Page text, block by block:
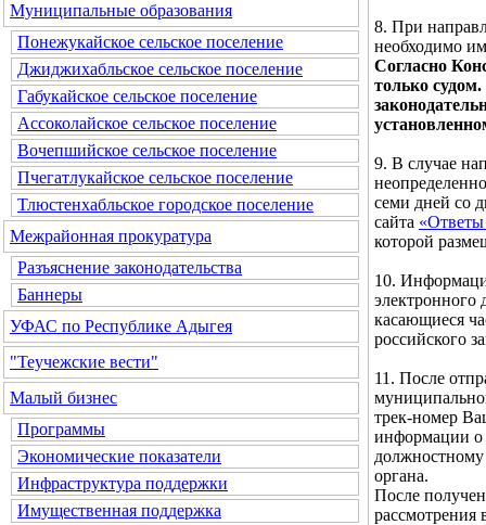
Муниципальные образования
Понежукайское сельское поселение
Джиджихабльское сельское поселение
Габукайское сельское поселение
Ассоколайское сельское поселение
Вочепшийское сельское поселение
Пчегатлукайское сельское поселение
Тлюстенхабльское городское поселение
Межрайонная прокуратура
Разъяснение законодательства
Баннеры
УФАС по Республике Адыгея
"Теучежские вести"
Малый бизнес
Программы
Экономические показатели
Инфраструктура поддержки
Имущественная поддержка
8. При
необходимо
Согласно
только
9. В случае
семи дней со
сайта «Ответы
которой
10.
электронного
касающиеся
российского
11. После
трек-номер
информации о
должностному
органа.
После
рассмотрения